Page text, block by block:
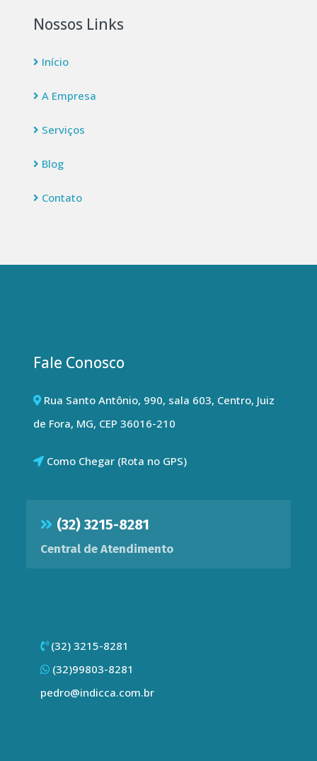
Nossos Links
Início
A Empresa
Serviços
Blog
Contato
Fale Conosco
Rua Santo Antônio, 990, sala 603, Centro, Juiz
de Fora, MG, CEP 36016-210
Como Chegar (Rota no GPS)
(32) 3215-8281
Central de Atendimento
(32) 3215-8281
(32)99803-8281
pedro@indicca.com.br